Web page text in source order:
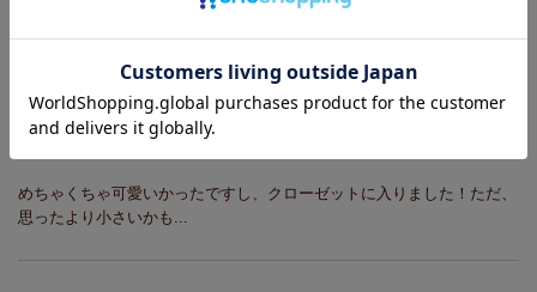
購入者
非公開
めちゃくちゃ可愛いかったですし、クローゼットに入りました！ただ、
思ったより小さいかも...